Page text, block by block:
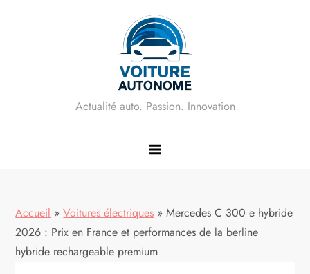
Actualité auto. Passion. Innovation
Accueil » Voitures électriques » Mercedes C 300 e hybride
2026 : Prix en France et performances de la berline
hybride rechargeable premium